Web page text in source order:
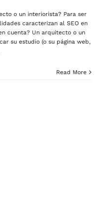
o un interiorista? Para ser
caracterizan al SEO en
cuenta? Un arquitecto o un
su estudio (o su página web,
Read More